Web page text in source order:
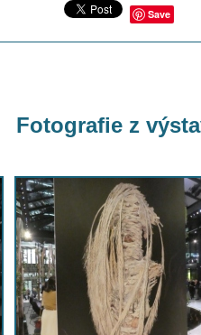
Save
Fotografie z